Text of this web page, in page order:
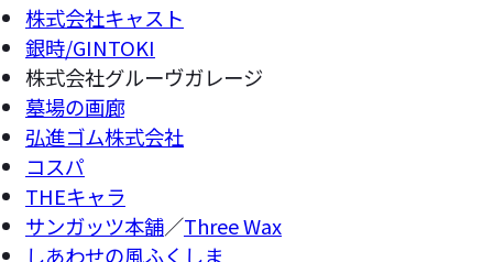
株式会社キャスト
銀時/GINTOKI
株式会社グルーヴガレージ
墓場の画廊
弘進ゴム株式会社
コスパ
THEキャラ
サンガッツ本舗／Three Wax
しあわせの風ふくしま